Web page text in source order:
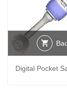
Digital Pocket